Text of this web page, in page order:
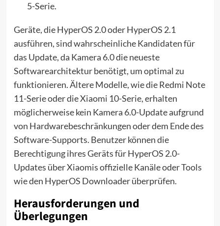
5-Serie.
Geräte, die HyperOS 2.0 oder HyperOS 2.1
ausführen, sind wahrscheinliche Kandidaten für
das Update, da Kamera 6.0 die neueste
Softwarearchitektur benötigt, um optimal zu
funktionieren. Ältere Modelle, wie die Redmi Note
11-Serie oder die Xiaomi 10-Serie, erhalten
möglicherweise kein Kamera 6.0-Update aufgrund
von Hardwarebeschränkungen oder dem Ende des
Software-Supports. Benutzer können die
Berechtigung ihres Geräts für HyperOS 2.0-
Updates über Xiaomis offizielle Kanäle oder Tools
wie den HyperOS Downloader überprüfen.
Herausforderungen und
Überlegungen